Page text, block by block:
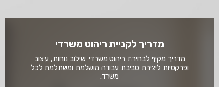
מדריך לקניית ריהוט משרדי
מדריך מקיף לבחירת ריהוט משרדי: שילוב נוחות, עיצוב
ופרקטיות ליצירת סביבת עבודה מושלמת ומשתלמת לכל
משרד.